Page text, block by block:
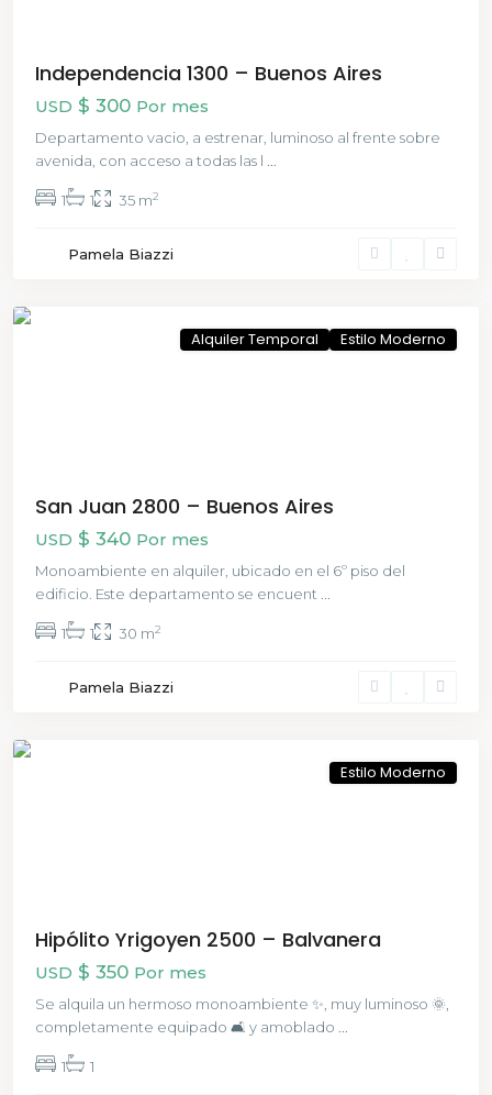
Independencia 1300 – Buenos Aires
USD $ 300 Por mes
Departamento vacio, a estrenar, luminoso al frente sobre
avenida, con acceso a todas las l
1 1 35 m2
Pamela Biazzi
Cristóbal,
Alquiler Temporal Estilo Moderno
San Juan 2800 – Buenos Aires
USD $ 340 Por mes
Monoambiente en alquiler, ubicado en el 6º piso del
edificio. Este departamento se encuent
1 1 30 m2
Pamela Biazzi
Balvanera,
Estilo Moderno
Hipólito Yrigoyen 2500 – Balvanera
USD $ 350 Por mes
Se alquila un hermoso monoambiente ✨, muy luminoso 🌞,
completamente equipado 🛋️ y amoblado
1 1